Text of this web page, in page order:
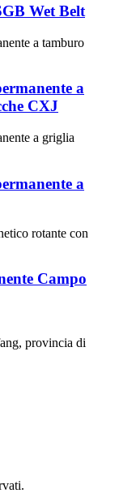
Wet Belt
a
CXJ
a
Campo
provincia di